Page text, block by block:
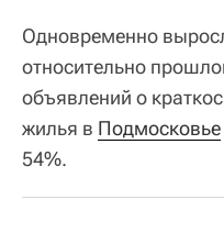
Одновременно
относительно
объявлений о
жилья в Подмосковье
54%.